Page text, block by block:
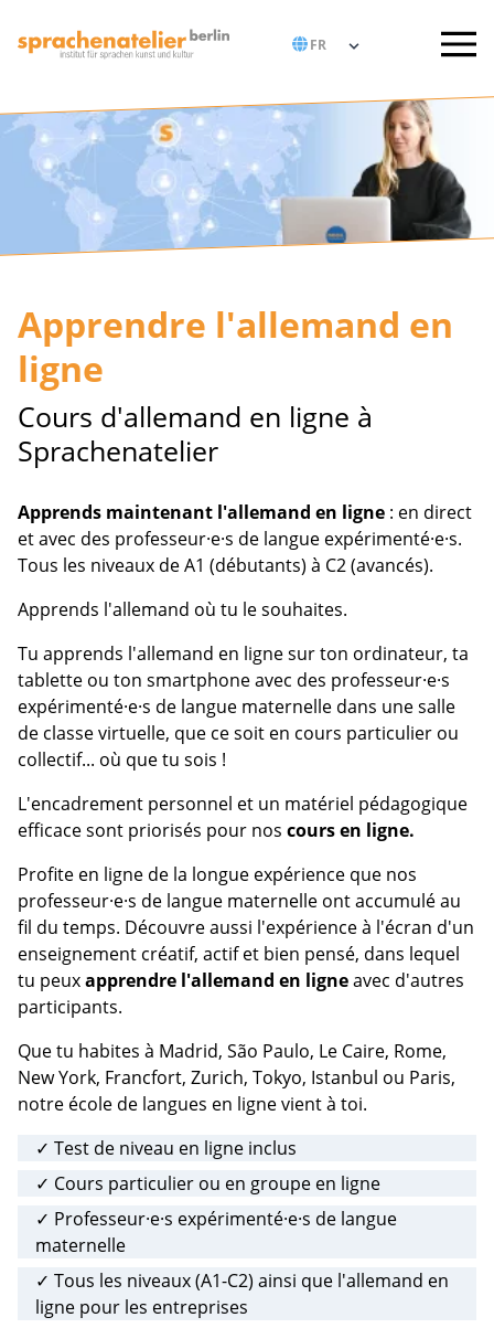
Apprendre l'allemand en
ligne
Cours d'allemand en ligne à
Sprachenatelier
Apprends maintenant l'allemand en ligne : en direct
et avec des professeur·e·s de langue expérimenté·e·s.
Tous les niveaux de A1 (débutants) à C2 (avancés).
Apprends l'allemand où tu le souhaites.
Tu apprends l'allemand en ligne sur ton ordinateur, ta
tablette ou ton smartphone avec des professeur·e·s
expérimenté·e·s de langue maternelle dans une salle
de classe virtuelle, que ce soit en cours particulier ou
collectif... où que tu sois !
L'encadrement personnel et un matériel pédagogique
efficace sont priorisés pour nos cours en ligne.
Profite en ligne de la longue expérience que nos
professeur·e·s de langue maternelle ont accumulé au
fil du temps. Découvre aussi l'expérience à l'écran d'un
enseignement créatif, actif et bien pensé, dans lequel
tu peuxapprendre l'allemand en ligneavec d'autres
participants.
Que tu habites à Madrid, São Paulo, Le Caire, Rome,
New York, Francfort, Zurich, Tokyo, Istanbul ou Paris,
notre école de langues en ligne vient à toi.
✓ Test de niveau en ligne inclus
✓ Cours particulier ou en groupe en ligne
✓ Professeur·e·s expérimenté·e·s de langue
maternelle
✓ Tous les niveaux (A1-C2) ainsi que l'allemand en
ligne pour les entreprises